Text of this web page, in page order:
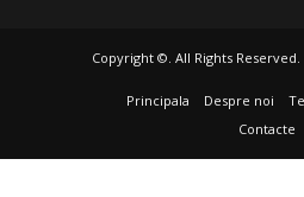
Copyright ©. All Rights
Principala Despre noi
Contacte